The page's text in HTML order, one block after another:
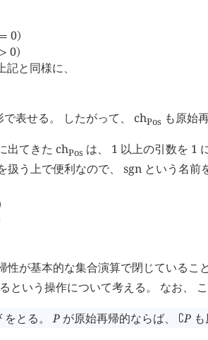
= 0)
> 0)
と同様に、
表せる。 したがって、 chPos も原始
出てきた chPos は、 1 以上の引数を 1
扱う上で便利なので、 sgn という名前
性が基本的な集合演算で閉じているこ
という操作について考える。 なお、
をとる。Pが原始再帰的ならば、 ∁Pも